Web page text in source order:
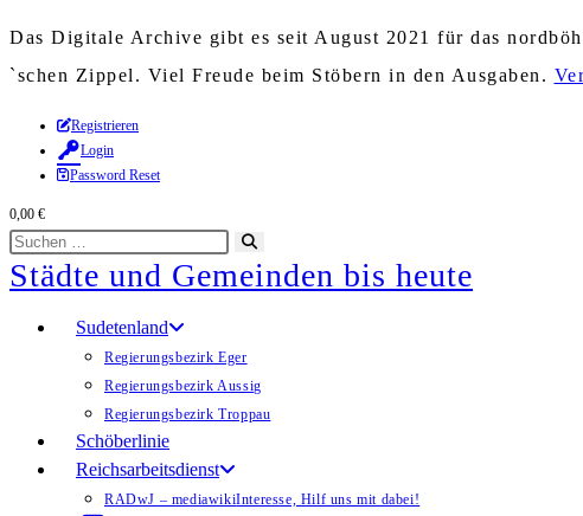
Das Digitale Archive gibt es seit August 2021 für das
`schen Zippel. Viel Freude beim Stöbern in den Ausgaben.
Zum
Inhalt
springen
Registrieren
Login
Password Reset
0,00 €
Diese
Website
durchsuchen
starten
Städte und Gemeinden bis heute
Sudetenland
Regierungsbezirk Eger
Regierungsbezirk Aussig
Regierungsbezirk Troppau
Schöberlinie
Reichsarbeitsdienst
RADwJ – mediawikiInteresse, Hilf uns mit dabei!